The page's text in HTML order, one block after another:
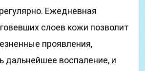
Ежедневная
слоев кожи позволит
проявления,
дальнейшее воспаление, и